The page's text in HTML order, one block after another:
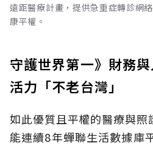
遠距醫療計畫，提供急重症轉診網
康平權。
守護世界第一》財務
活力「不老台灣」
如此優質且平權的醫療與
能連續8年蟬聯生活數據庫